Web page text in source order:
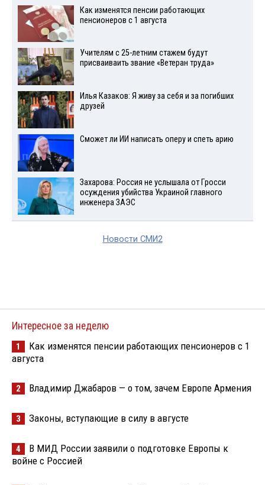
Как изменятся пенсии работающих
пенсионеров с 1 августа
Учителям с 25-летним стажем будут
присваиваить звание «Ветеран труда»
Илья Казаков: Я живу за себя и за погибших
друзей
Сможет ли ИИ написать оперу и спеть арию
Захарова: Россия не услышала от Гросси
осуждения убийства Украиной главного
инженера ЗАЭС
Новости СМИ2
Интересное за неделю
1
Как изменятся пенсии работающих пенсионеров с 1
августа
2 Владимир Джабаров — о том, зачем Европе Армения
3 Законы, вступающие в силу в августе
4
В МИД России заявили о подготовке Европы к
войне с Россией